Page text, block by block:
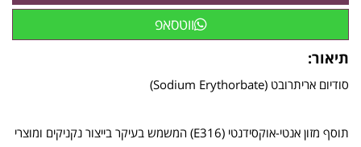
ווטסאפ
תיאור:
סודיום אריתרובט (Sodium Erythorbate)
תוסף מזון אנטי-אוקסידנטי (E316) המשמש בעיקר בייצור נקניקים ומוצרי